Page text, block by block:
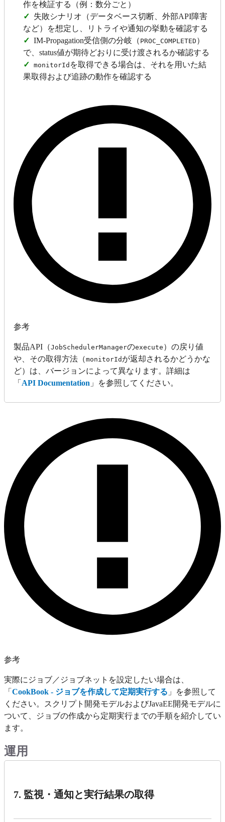
作を検証する（例：数分ごと）
✓ 失敗シナリオ（データベース切断、外部API障害
など）を想定し、リトライや通知の挙動を確認する
✓ IM-Propagation受信側の分岐（ PROC_COMPLETED ）
で、status値が期待どおりに受け渡されるか確認する
✓
monitorId を取得できる場合は、それを用いた結
果取得および追跡の動作を確認する
参考
製品API（JobSchedulerManagerのexecute ）の戻り値
や、その取得方法（monitorId が返却されるかどうかな
ど）は、バージョンによって異なります。詳細は
「 API Documentation 」を参照してください。
参考
実際にジョブ／ジョブネットを設定したい場合は、
「 CookBook - ジョブを作成して定期実行する 」を参照して
ください。スクリプト開発モデルおよびJavaEE開発モデルに
ついて、ジョブの作成から定期実行までの手順を紹介してい
ます。
運用
7. 監視・通知と実行結果の取得